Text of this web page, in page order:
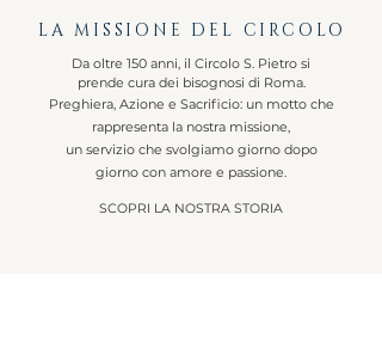
LA MISSIONE DEL CIRCOLO
Da oltre 150 anni, il Circolo S. Pietro si
prende cura dei bisognosi di Roma.
Preghiera, Azione e ​Sacrificio: un motto che
rappresenta la nostra missione,
un servizio che svolgiamo giorno dopo
giorno con amore e passione.
SCOPRI LA NOSTRA STORIA